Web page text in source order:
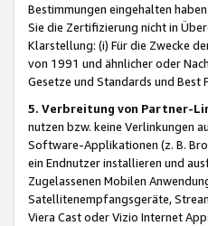
Bestimmungen eingehalten
Sie die Zertifizierung nicht in
Klarstellung: (i) Für die Zwecke
von 1991 und ähnlicher oder
Gesetze und Standards und
5. Verbreitung von Partner-
nutzen bzw. keine Verlinkungen
Software-Applikationen (z. B.
ein Endnutzer installieren und
Zugelassenen Mobilen
Satellitenempfangsgeräte,
Viera Cast oder Vizio Internet